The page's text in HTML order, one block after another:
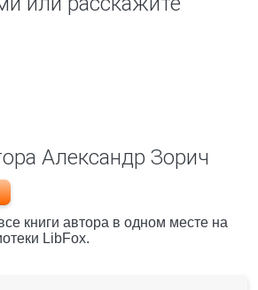
Александр Зорич
книги автора в одном месте на
LibFox.